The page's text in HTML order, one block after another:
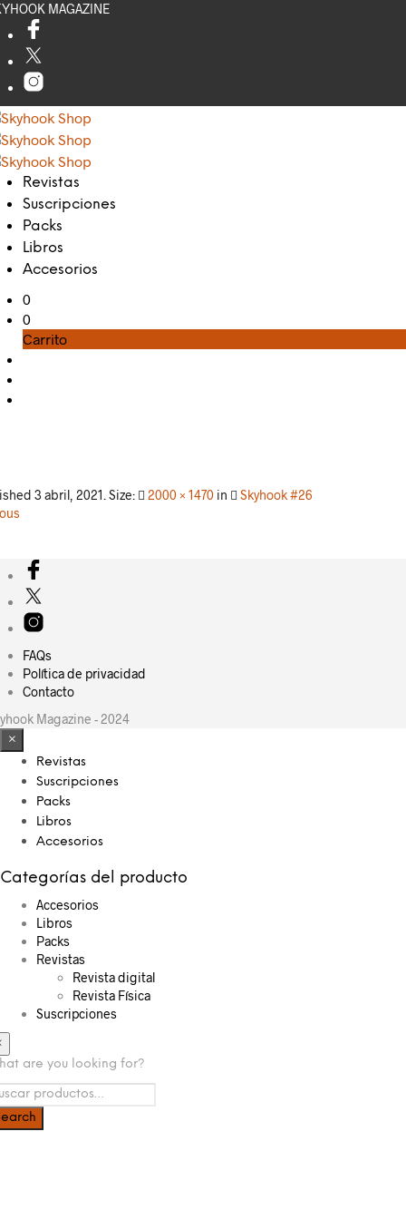
MAGAZINE
Revistas
Suscripciones
Packs
Libros
Accesorios
0
0
Carrito
3 abril, 2021 . Size: 2000 × 1470 in
Skyhook #26
FAQs
Política de privacidad
Contacto
Magazine - 2024
×
Revistas
Suscripciones
Packs
Libros
Accesorios
Categorías del producto
Accesorios
Libros
Packs
Revistas
Revista digital
Revista Física
Suscripciones
are you looking for?